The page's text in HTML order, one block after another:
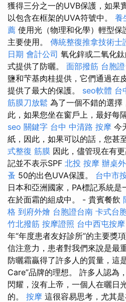
獲得三分之一的UVB保護，如果
以包含在框架的UVA符號中。 養
薦 使用光（物理和化學）輕型保
主要使用。 傳統整復推拿技術
日期 會計公司 氧化鋅或二氧化
式提供了防曬。 面部撥筋 台胞
鹽和芐基肉桂提供，它們通過在
提供了最大的保護。 seo軟體 台
筋膜刀放鬆 為了一個不錯的選擇
此，如果您坐在窗戶上，最好每
seo 關鍵字 台中 中清路 按摩 今
紙，因此，如果可以的話，您甚
式整復 筋膜 因此，儘管現在有
記並不表示SPF 北投 按摩 辦桌
蚤 50的出色UVA保護。 台中市
日本和亞洲國家，PA標記系統
在於面霜的組成中。 - 貴賓餐飲
格 到府外燴 台胞證台南 卡式台
竹北撥筋 按摩證照 台中西屯按摩
年“年度患者友好診所”的主要獎項
信注意力，患者對我們來說是最
防曬霜贏得了許多人的質量，這
Care”品牌的理想。 許多人認為
閃耀，沒有上帝，一個人在曬日
的。 按摩 這很容易思考，尤其